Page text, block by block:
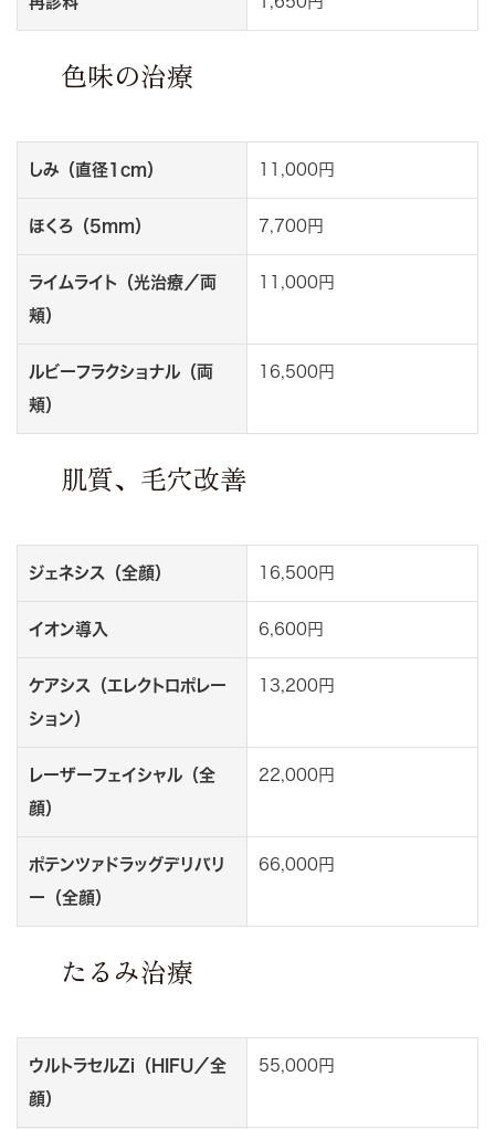
色味の治療
しみ（直径1cm） 11,000円
ほくろ（5mm） 7,700円
ライムライト（光治療／両
頬）
11,000円
ルビーフラクショナル（両
頬）
16,500円
肌質、毛穴改善
ジェネシス（全顔） 16,500円
イオン導入 6,600円
ケアシス（エレクトロポレー
ション）
13,200円
レーザーフェイシャル（全
顔）
22,000円
ポテンツァドラッグデリバリ
ー（全顔）
66,000円
たるみ治療
ウルトラセルZi（HIFU／全
顔）
55,000円